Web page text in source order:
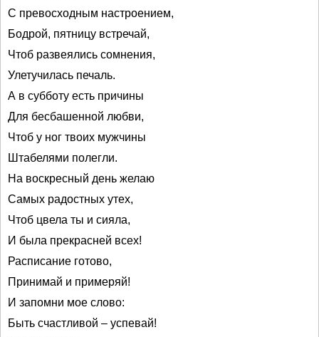
С превосходным настроением,
Бодрой, пятницу встречай,
Чтоб развеялись сомнения,
Улетучилась печаль.
А в субботу есть причины
Для бесбашенной любви,
Чтоб у ног твоих мужчины
Штабелями полегли.
На воскресный день желаю
Самых радостных утех,
Чтоб цвела ты и сияла,
И была прекрасней всех!
Расписание готово,
Принимай и примеряй!
И запомни мое слово:
Быть счастливой – успевай!